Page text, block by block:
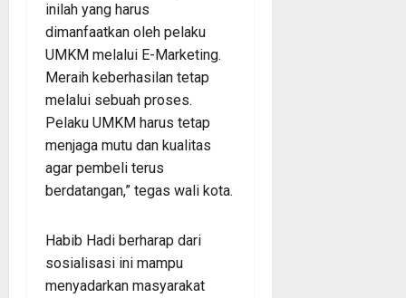
inilah yang harus
dimanfaatkan oleh pelaku
UMKM melalui E-Marketing.
Meraih keberhasilan tetap
melalui sebuah proses.
Pelaku UMKM harus tetap
menjaga mutu dan kualitas
agar pembeli terus
berdatangan,” tegas wali kota.
Habib Hadi berharap dari
sosialisasi ini mampu
menyadarkan masyarakat